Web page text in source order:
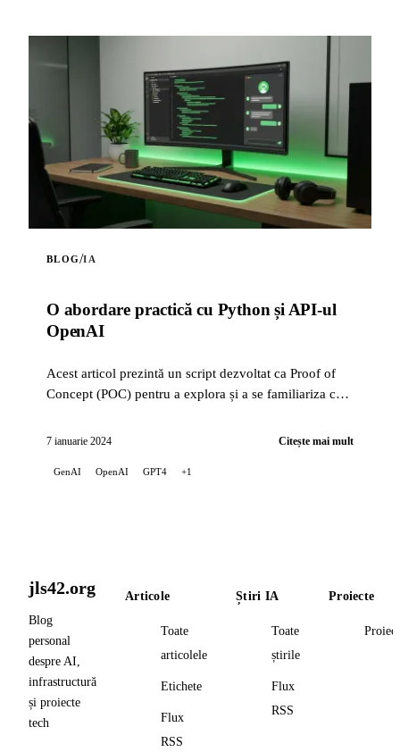
BLOG/IA
O abordare practică cu Python și API-ul
OpenAI
Acest articol prezintă un script dezvoltat ca Proof of
Concept (POC) pentru a explora și a se familiariza cu
7 ianuarie 2024 Citește mai mult
GenAI OpenAI GPT4 +1
jls42.org
Blog
personal
despre AI,
infrastructură
și proiecte
tech
Articole
Toate
articolele
Etichete
Flux
RSS
Știri IA
Toate
știrile
Flux
RSS
Proiecte